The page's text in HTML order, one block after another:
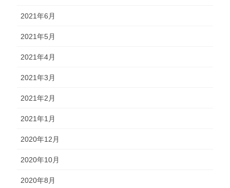
2021年6月
2021年5月
2021年4月
2021年3月
2021年2月
2021年1月
2020年12月
2020年10月
2020年8月